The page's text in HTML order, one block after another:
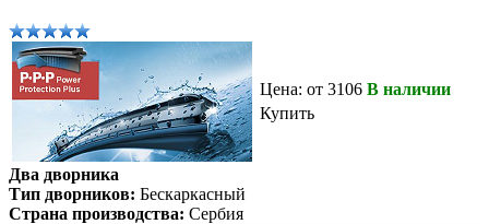
Цена: от 3106 В наличии
Купить
Два дворника
Тип дворников: Бескаркасный
Страна производства: Сербия